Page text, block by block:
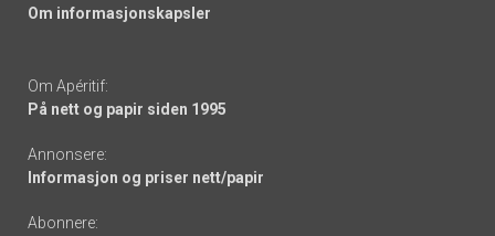
Om informasjonskapsler
Om Apéritif:
På nett og papir siden 1995
Annonsere:
Informasjon og priser nett/papir
Abonnere: